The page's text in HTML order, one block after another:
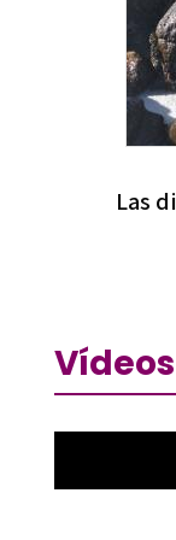
Las
Vídeos